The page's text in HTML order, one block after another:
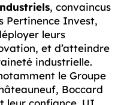
, convaincus
Pertinence Invest,
leurs
et d’atteindre
industrielle.
le Groupe
Boccard